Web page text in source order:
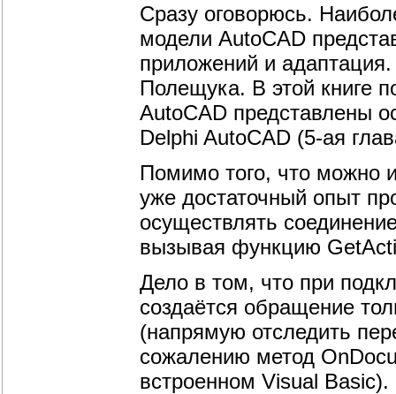
Сразу оговорюсь.
модели AutoCAD
приложений и
Полещука. В этой книге
AutoCAD представлены
Delphi AutoCAD (5-ая
Помимо того, что можно
уже достаточный опыт
осуществлять
вызывая функцию
Дело в том, что при
создаётся обращение
(напрямую отследить
сожалению метод
встроенном Visual Basic).